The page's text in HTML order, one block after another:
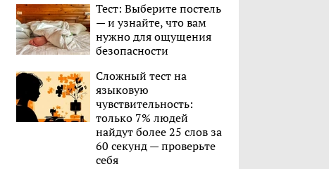
Тест: Выберите постель
— и узнайте, что вам
нужно для ощущения
безопасности
Сложный тест на
языковую
чувствительность:
только 7% людей
найдут более 25 слов за
60 секунд — проверьте
себя